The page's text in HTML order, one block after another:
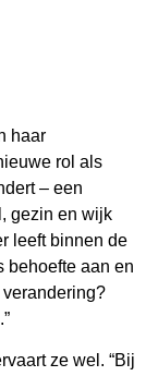
haar
rol als
– een
gezin en wijk
leeft binnen de
behoefte aan en
ze wel. “Bij